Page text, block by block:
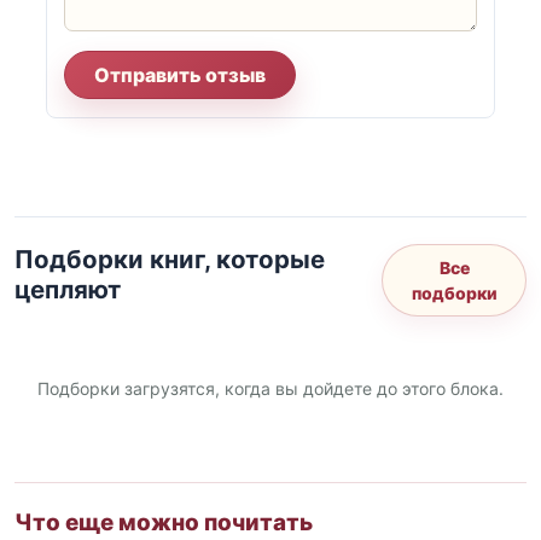
Отправить отзыв
Подборки книг, которые
цепляют
Все
подборки
Подборки загрузятся, когда вы дойдете до этого блока.
Что еще можно почитать